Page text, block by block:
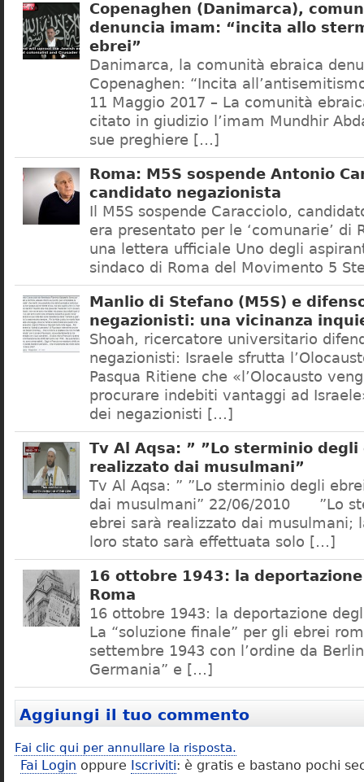
Copenaghen (Danimarca),
denuncia imam: “incita allo
ebrei”
Danimarca, la comunità ebraica
Copenaghen: “Incita
11 Maggio 2017 – La comunità
citato in giudizio l’imam Mundhir
sue preghiere […]
Roma: M5S sospende Antonio
candidato negazionista
Il M5S sospende Caracciolo,
era presentato per le ‘comunarie’ di
una lettera ufficiale Uno degli
sindaco di Roma del Movimento 5
Manlio di Stefano (M5S) e
negazionisti: una vicinanza
Shoah, ricercatore universitario
negazionisti: Israele sfrutta
Pasqua Ritiene che «l’Olocausto
procurare indebiti vantaggi ad
dei negazionisti […]
Tv Al Aqsa: ” ”Lo sterminio degli
realizzato dai musulmani”
Tv Al Aqsa: ” ”Lo sterminio degli
dai musulmani” 22/06/2010 ”Lo
ebrei sarà realizzato dai musulmani;
loro stato sarà effettuata solo […]
16 ottobre 1943: la
Roma
16 ottobre 1943: la deportazione
La “soluzione finale” per gli ebrei
settembre 1943 con l’ordine da
Germania” e […]
Aggiungi il tuo commento
Fai clic qui per annullare la risposta.
Fai Login oppure Iscriviti: è gratis e bastano pochi